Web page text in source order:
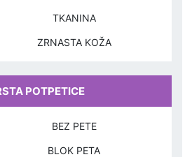
TKANINA
ZRNASTA KOŽA
POTPETICE
BEZ PETE
BLOK PETA